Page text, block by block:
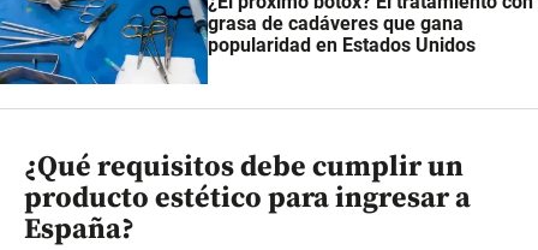
grasa de cadáveres que gana
popularidad en Estados Unidos
¿Qué requisitos debe cumplir un
producto estético para ingresar a
España?